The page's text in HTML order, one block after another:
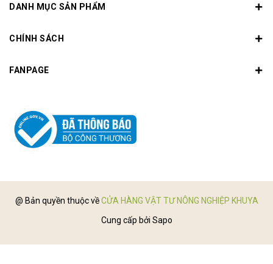
DANH MỤC SẢN PHẨM
CHÍNH SÁCH
FANPAGE
@ Bản quyền thuộc vềCỬA HÀNG VẬT TƯ NÔNG NGHIỆP KHUYA
Cung cấp bởi Sapo